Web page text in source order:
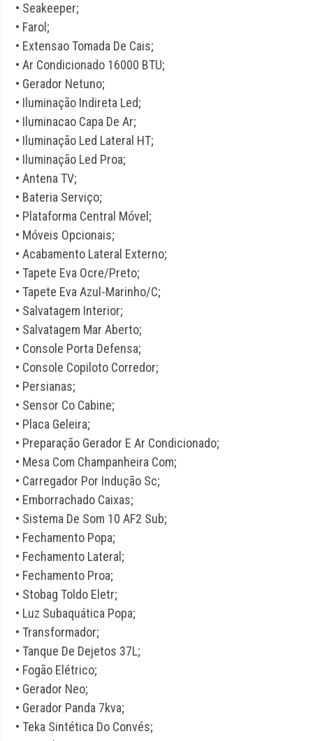
• Seakeeper;
• Farol;
• Extensao Tomada De Cais;
• Ar Condicionado 16000 BTU;
• Gerador Netuno;
• Iluminação Indireta Led;
• Iluminacao Capa De Ar;
• Iluminação Led Lateral HT;
• Iluminação Led Proa;
• Antena TV;
• Bateria Serviço;
• Plataforma Central Móvel;
• Móveis Opcionais;
• Acabamento Lateral Externo;
• Tapete Eva Ocre/Preto;
• Tapete Eva Azul-Marinho/C;
• Salvatagem Interior;
• Salvatagem Mar Aberto;
• Console Porta Defensa;
• Console Copiloto Corredor;
• Persianas;
• Sensor Co Cabine;
• Placa Geleira;
• Preparação Gerador E Ar Condicionado;
• Mesa Com Champanheira Com;
• Carregador Por Indução Sc;
• Emborrachado Caixas;
• Sistema De Som 10 AF2 Sub;
• Fechamento Popa;
• Fechamento Lateral;
• Fechamento Proa;
• Stobag Toldo Eletr;
• Luz Subaquática Popa;
• Transformador;
• Tanque De Dejetos 37L;
• Fogão Elétrico;
• Gerador Neo;
• Gerador Panda 7kva;
• Teka Sintética Do Convés;